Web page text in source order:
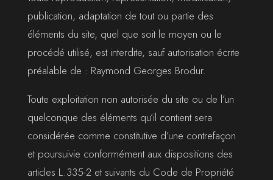
publication, adaptation de tout ou partie des
éléments du site, quel que soit le moyen ou le
procédé utilisé, est interdite, sauf autorisation écrite
préalable de : Raymond Georges Brodur.
Toute exploitation non autorisée du site ou de l’un
quelconque des éléments qu’il contient sera
considérée comme constitutive d’une contrefaçon
et poursuivie conformément aux dispositions des
articles L.335-2 et suivants du Code de Propriété